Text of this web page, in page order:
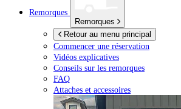
Remorques
Remorques
Retour au menu principal
Commencer une réservation
Vidéos explicatives
Conseils sur les remorques
FAQ
Attaches et accessoires